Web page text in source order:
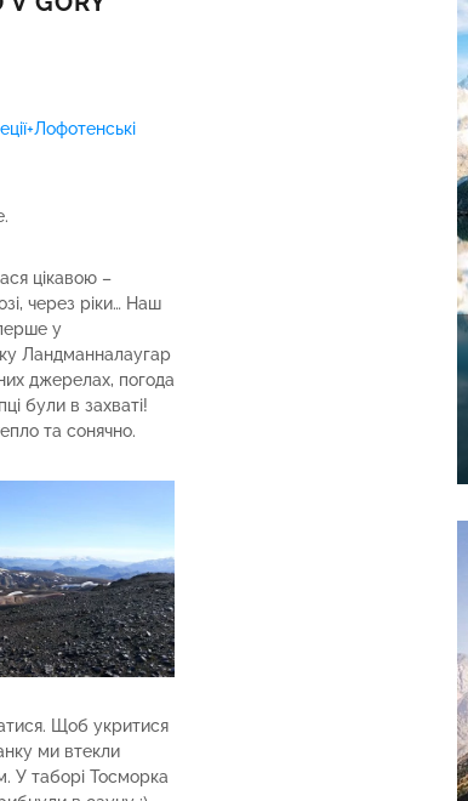
цікавою –
через ріки… Наш
у
Ландманналаугар
джерелах, погода
були в захваті!
та сонячно.
Щоб укритися
ми втекли
У таборі Тосморка